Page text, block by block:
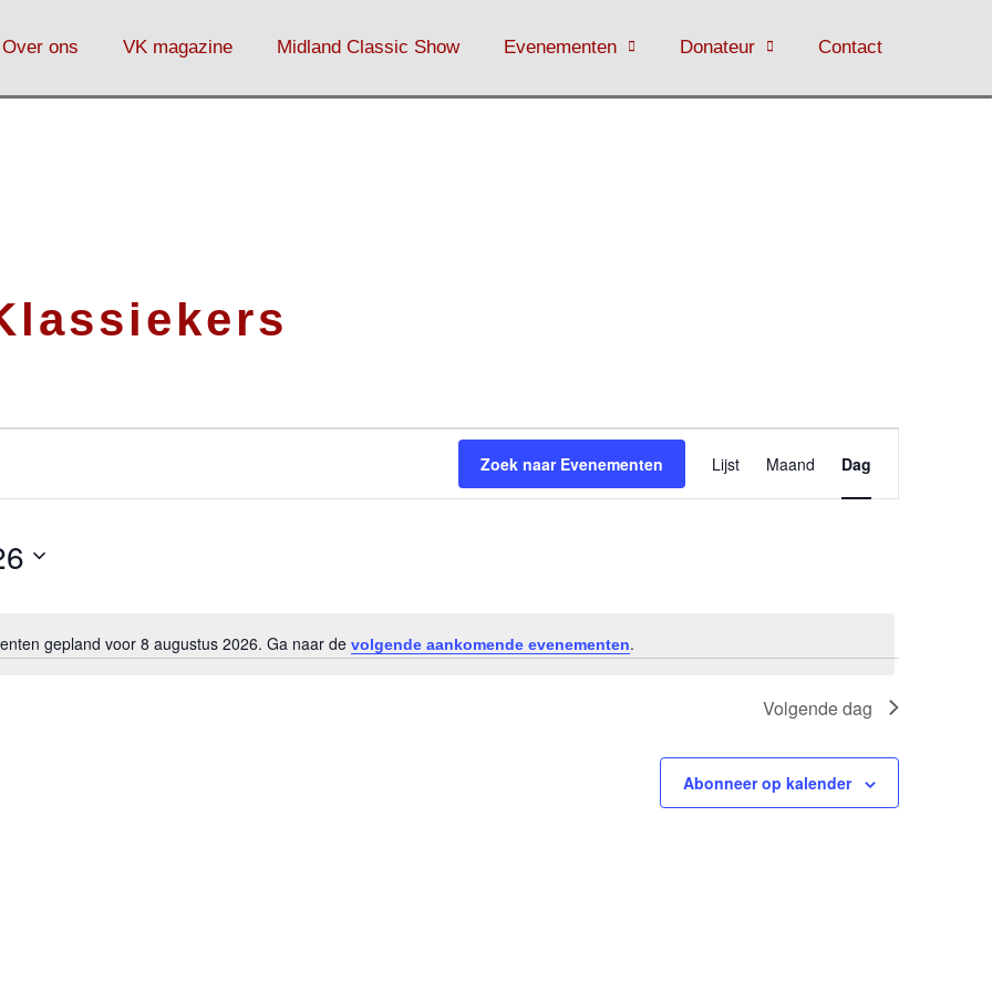
Over ons VK magazine Midland Classic Show Evenementen Donateur Contact
Bericht
gepland voor 8 augustus 2026. Ga naar de volgende aankomende evenementen.
Zoek naar Evenementen
weergaven
navigatie
Lijst Maand Dag
Volgende dag
Abonneer op kalender